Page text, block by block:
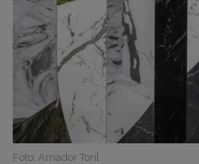
Foto: Amador Toril